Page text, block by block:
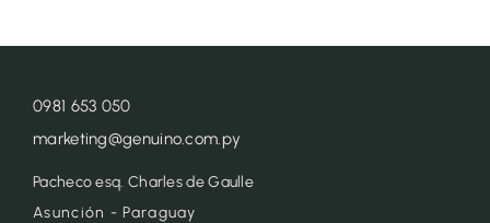
0981 653 050
marketing@genuino.com.py
Pacheco esq. Charles de Gaulle
Asunción - Paraguay